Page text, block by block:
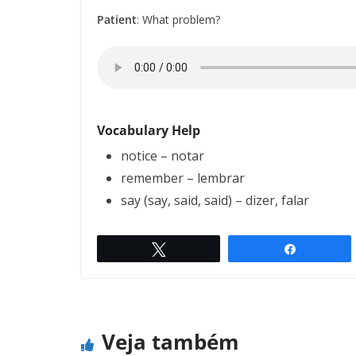
Patient: What problem?
Vocabulary Help
notice – notar
remember – lembrar
say (say, said, said) – dizer, falar
Difference between man and Su
Veja também